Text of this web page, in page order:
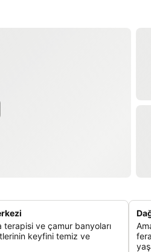
terapisi ve çamur banyoları
keyfini temiz ve